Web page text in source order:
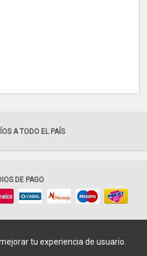
A TODO EL PAÍS
DE PAGO
tu experiencia de usuario.